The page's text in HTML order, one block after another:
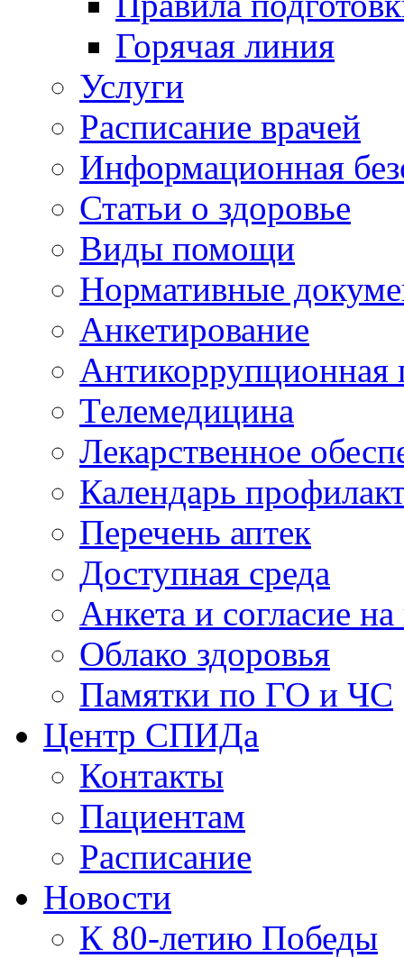
Горячая линия
Услуги
Расписание врачей
Информационная
Статьи о здоровье
Виды помощи
Нормативные
Анкетирование
Антикоррупционная
Телемедицина
Лекарственное
Календарь
Перечень аптек
Доступная среда
Анкета и согласие
Облако здоровья
Памятки по ГО и ЧС
Центр СПИДа
Контакты
Пациентам
Расписание
Новости
К 80-летию Победы